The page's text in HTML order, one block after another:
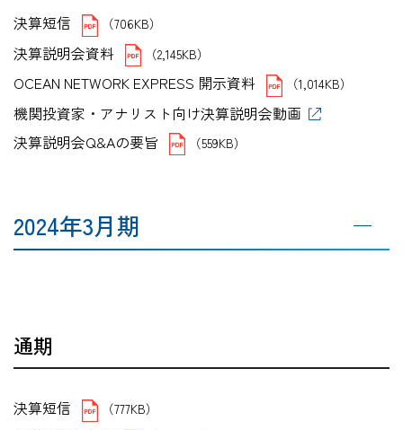
決算短信 （706KB）
決算説明会資料 （2,145KB）
OCEAN NETWORK EXPRESS 開示資料 （1,014KB）
機関投資家・アナリスト向け決算説明会動画
決算説明会Q&Aの要旨
（559KB）
2024年3月期
通期
決算短信 （777KB）